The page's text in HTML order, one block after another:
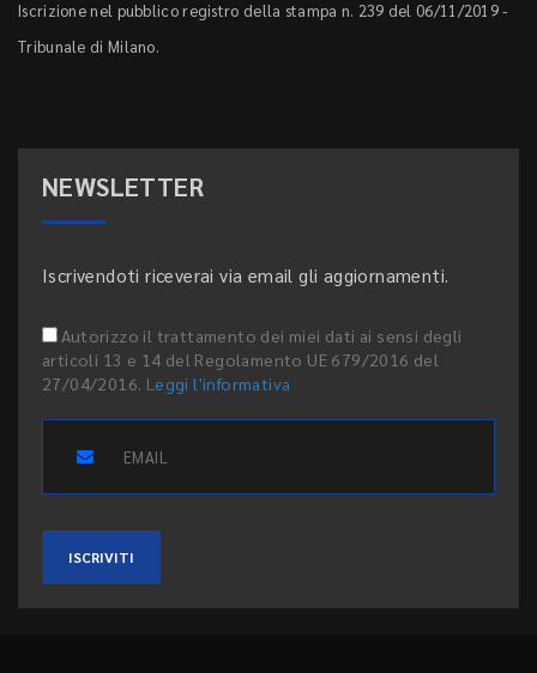
Iscrizione nel pubblico registro della stampa n. 239 del 06/11/2019 -
Tribunale di Milano.
NEWSLETTER
Iscrivendoti riceverai via email gli aggiornamenti.
Autorizzo il trattamento dei miei dati ai sensi degli
articoli 13 e 14 del Regolamento UE 679/2016 del
27/04/2016. Leggi l'informativa
ISCRIVITI